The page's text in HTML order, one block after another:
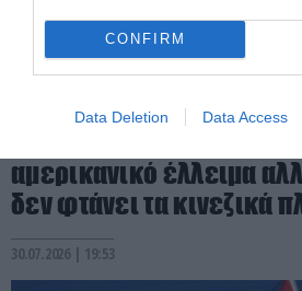
CONFIRM
Data Deletion Data Access
ΔΙΕΘΝΗΣ ΟΙΚΟΝΟΜΙΑ
αμερικανικό έλλειμα
δεν φτάνει τα κινεζικά
30.07.2026 | 19:53